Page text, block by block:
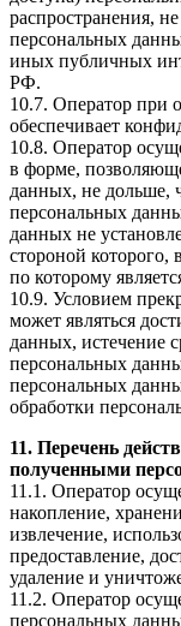
распространения,
персональных
иных публичных
РФ.
10.7. Оператор при
обеспечивает
10.8. Оператор
в форме,
данных, не дольше,
персональных
данных не
стороной которого,
по которому
10.9. Условием
может являться
данных, истечение
персональных
персональных
обработки
11. Перечень
полученными
11.1. Оператор
накопление,
извлечение,
предоставление,
удаление и
11.2. Оператор
персональных